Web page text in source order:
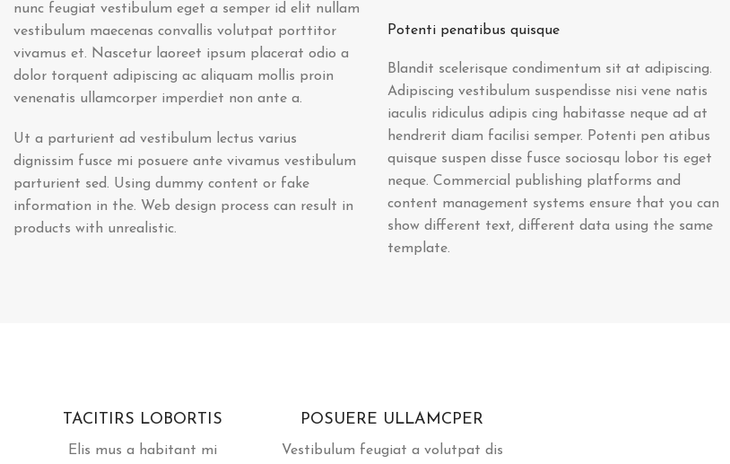
nunc feugiat vestibulum eget a semper id elit nullam
vestibulum maecenas convallis volutpat porttitor
vivamus et. Nascetur laoreet ipsum placerat odio a
dolor torquent adipiscing ac aliquam mollis proin
venenatis ullamcorper imperdiet non ante a.
Ut a parturient ad vestibulum lectus varius
dignissim fusce mi posuere ante vivamus vestibulum
parturient sed. Using dummy content or fake
information in the. Web design process can result in
products with unrealistic.
Potenti penatibus quisque
Blandit scelerisque condimentum sit at adipiscing.
Adipiscing vestibulum suspendisse nisi vene natis
iaculis ridiculus adipis cing habitasse neque ad at
hendrerit diam facilisi semper. Potenti pen atibus
quisque suspen disse fusce sociosqu lobor tis eget
neque. Commercial publishing platforms and
content management systems ensure that you can
show different text, different data using the same
template.
TACITIRS LOBORTIS
Elis mus a habitant mi
POSUERE ULLAMCPER
Vestibulum feugiat a volutpat dis